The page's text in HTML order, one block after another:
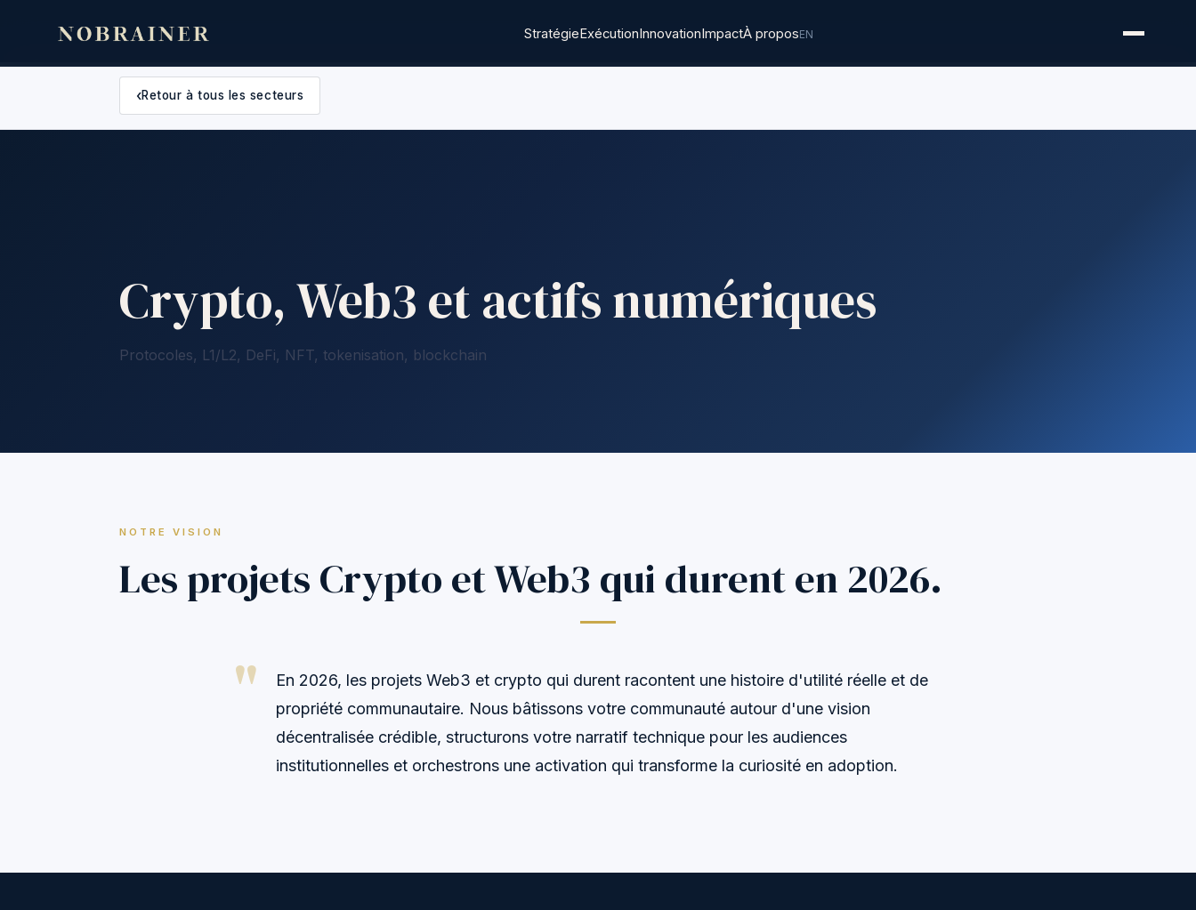
StratégieExécutionInnovationImpactÀ proposEN
‹Retour à tous les secteurs
Crypto, Web3 et actifs numériques
Protocoles, L1/L2, DeFi, NFT, tokenisation, blockchain
NOTRE VISION
Les projets Crypto et Web3 qui durent en 2026.
En 2026, les projets Web3 et crypto qui durent racontent une histoire d'utilité réelle et de
propriété communautaire. Nous bâtissons votre communauté autour d'une vision
décentralisée crédible, structurons votre narratif technique pour les audiences
institutionnelles et orchestrons une activation qui transforme la curiosité en adoption.